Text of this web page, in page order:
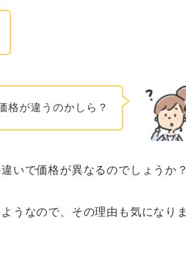
格が違うのかしら？
いで価格が異なるのでしょうか？
うなので、その理由も気になりま